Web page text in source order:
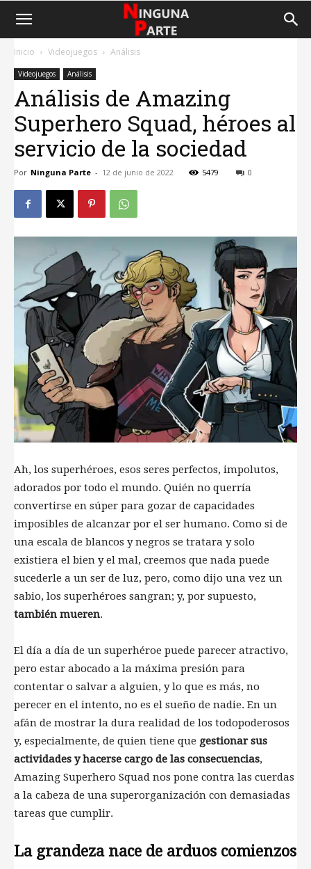
Inicio Videojuegos Análisis
Videojuegos Análisis
Análisis de Amazing
Superhero Squad, héroes al
servicio de la sociedad
Por Ninguna Parte - 12 de junio de 2022 5479 0
Ah, los superhéroes, esos seres perfectos, impolutos,
adorados por todo el mundo. Quién no querría
convertirse en súper para gozar de capacidades
imposibles de alcanzar por el ser humano. Como si de
una escala de blancos y negros se tratara y solo
existiera el bien y el mal, creemos que nada puede
sucederle a un ser de luz, pero, como dijo una vez un
sabio, los superhéroes sangran; y, por supuesto,
también mueren.
El día a día de un superhéroe puede parecer atractivo,
pero estar abocado a la máxima presión para
contentar o salvar a alguien, y lo que es más, no
perecer en el intento, no es el sueño de nadie. En un
afán de mostrar la dura realidad de los todopoderosos
y, especialmente, de quien tiene que gestionar sus
actividades y hacerse cargo de las consecuencias,
Amazing Superhero Squad nos pone contra las cuerdas
a la cabeza de una superorganización con demasiadas
tareas que cumplir.
La grandeza nace de arduos comienzos